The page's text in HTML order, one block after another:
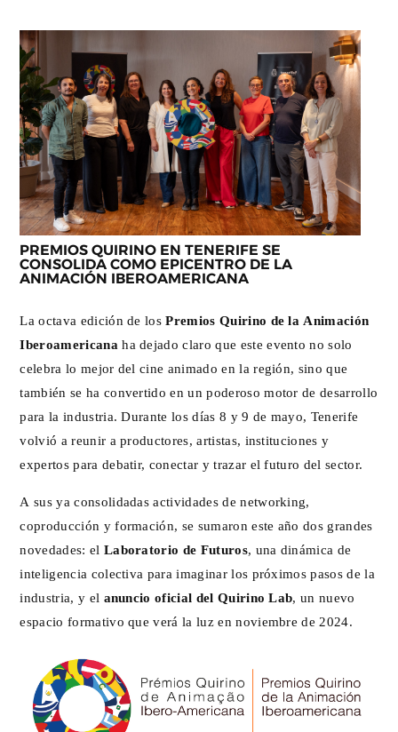
PREMIOS QUIRINO EN TENERIFE SE
CONSOLIDA COMO EPICENTRO DE LA
ANIMACIÓN IBEROAMERICANA
La octava edición de losPremios Quirino de la Animación
Iberoamericana ha dejado claro que este evento no solo
celebra lo mejor del cine animado en la región, sino que
también se ha convertido en un poderoso motor de desarrollo
para la industria. Durante los días 8 y 9 de mayo, Tenerife
volvió a reunir a productores, artistas, instituciones y
expertos para debatir, conectar y trazar el futuro del sector.
A sus ya consolidadas actividades de networking,
coproducción y formación, se sumaron este año dos grandes
novedades: el Laboratorio de Futuros, una dinámica de
inteligencia colectiva para imaginar los próximos pasos de la
industria, y el anuncio oficial del Quirino Lab, un nuevo
espacio formativo que verá la luz en noviembre de 2024.